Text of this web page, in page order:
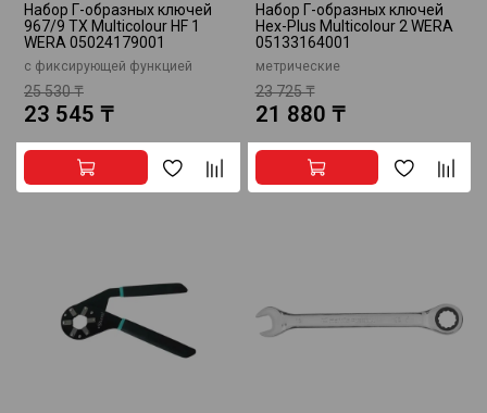
Набор Г-образных ключей
967/9 TX Multicolour HF 1
WERA 05024179001
с фиксирующей функцией
25 530 ₸
23 545 ₸
Набор Г-образных ключей
Hex-Plus Multicolour 2 WERA
05133164001
метрические
23 725 ₸
21 880 ₸